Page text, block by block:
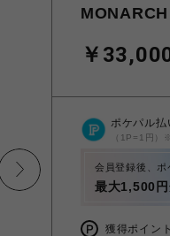
￥
ポケパル払
（1P=1円）
会員登録後、ポ
最大1,500
獲得ポイン